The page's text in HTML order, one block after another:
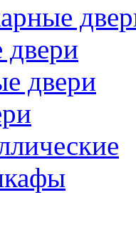
двери
двери